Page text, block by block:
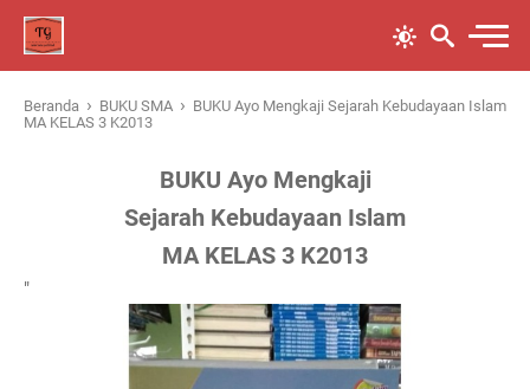
Beranda › BUKU SMA › BUKU Ayo Mengkaji Sejarah Kebudayaan Islam
MA KELAS 3 K2013
BUKU Ayo Mengkaji
Sejarah Kebudayaan Islam
MA KELAS 3 K2013
"